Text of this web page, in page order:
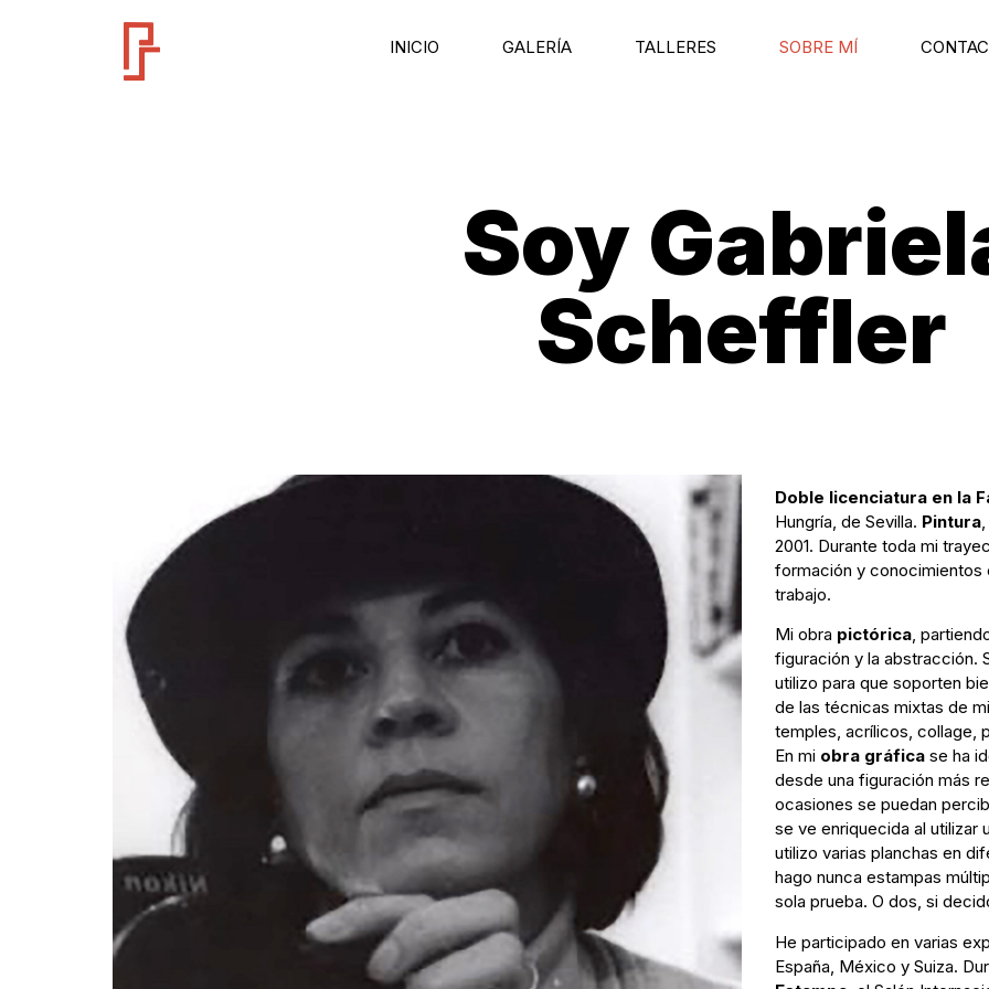
INICIO GALERÍA TALLERES SOBRE MÍ
Soy
Scheffler
Doble licenciatura en la
Hungría, de Sevilla. Pintura
2001. Durante toda mi
formación y conocimientos
trabajo.
Mi obra pictórica,
figuración y la abstracción.
utilizo para que soporten
de las técnicas mixtas de
temples, acrílicos, collage,
En mi obra gráfica se ha
desde una figuración más
ocasiones se puedan
se ve enriquecida al utilizar
utilizo varias planchas en
hago nunca estampas
sola prueba. O dos, si
He participado en varias
España, México y Suiza.